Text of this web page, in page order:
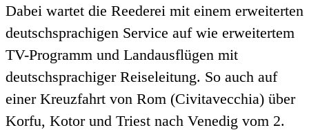
Dabei wartet die Reederei mit einem erweiterten
deutschsprachigen Service auf wie erweitertem
TV-Programm und Landausflügen mit
deutschsprachiger Reiseleitung. So auch auf
einer Kreuzfahrt von Rom (Civitavecchia) über
Korfu, Kotor und Triest nach Venedig vom 2.